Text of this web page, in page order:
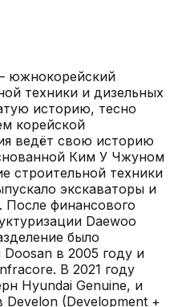
южнокорейский
техники и дизельных
историю, тесно
корейской
ведёт свою историю
Ким У Чжуном
строительной техники
экскаваторы и
После финансового
Daewoo
было
в 2005 году и
В 2021 году
Hyundai Genuine, и
(Development +